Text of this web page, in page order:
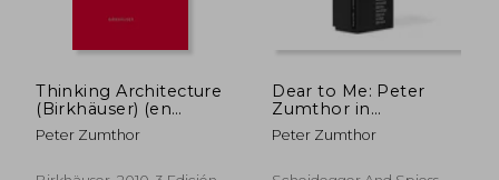
5% 5%
Thinking Architecture
(Birkhäuser) (en
Inglés)
Peter Zumthor
Dear to Me: Peter
Zumthor in
Conversation (en
Inglés)
Peter Zumthor